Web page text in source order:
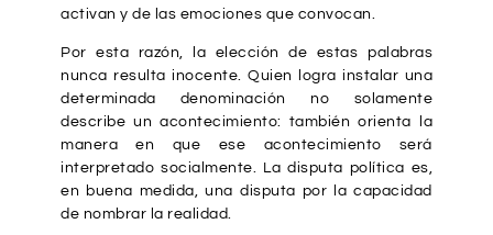
activan y de las emociones que convocan.
Por esta razón, la elección de estas palabras
nunca resulta inocente. Quien logra instalar una
determinada denominación no solamente
describe un acontecimiento: también orienta la
manera en que ese acontecimiento será
interpretado socialmente. La disputa política es,
en buena medida, una disputa por la capacidad
de nombrar la realidad.